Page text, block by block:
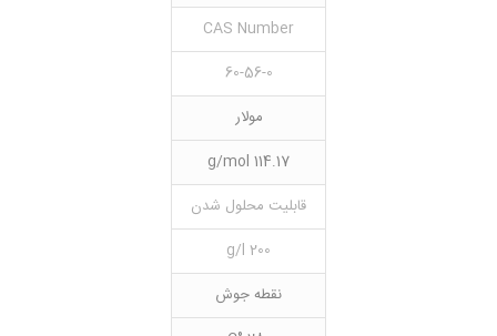
CAS Number
60-56-0
مولار
114.17 g/mol
قابلیت محلول شدن
200 g/l
نقطه جوش